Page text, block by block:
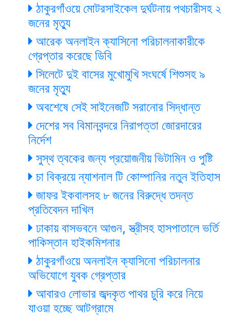
ঠাকুরগাঁওয়ে মোটরসাইকেল দুর্ঘটনায় পথচারীসহ ২
জনের মৃত্যু
আরেক অনলাইন ক্যাসিনো পরিচালনাকারীকে
গ্রেপ্তার করেছে ডিবি
সিলেটে দুই বাসের মুখোমুখি সংঘর্ষে শিশুসহ ৯
জনের মৃত্যু
অবশেষে সেই সাইনেজটি সরানোর সিদ্ধান্ত
দেশের সব বিমানবন্দরে নিরাপত্তা জোরদারের
নির্দেশ
সুস্থ ত্বকের জন্য প্রয়োজনীয় ভিটামিন ও পুষ্টি
চা বিক্রয়ে ন্যাশনাল টি কোম্পানির নতুন ইতিহাস
জাফর ইকবালসহ ৮ জনের বিরুদ্ধে তদন্ত
প্রতিবেদন দাখিল
ঢাকায় বাসভবনে আগুন, স্ত্রীসহ হাসপাতালে ভর্তি
পাকিস্তান হাইকমিশনার
ঠাকুরগাঁওয়ে অনলাইন ক্যাসিনো পরিচালনার
অভিযোগে যুবক গ্রেপ্তার
আবারও লোভার জব্দকৃত পাথর চুরি করে নিয়ে
যাওয়া হচ্ছে আটগ্রামে